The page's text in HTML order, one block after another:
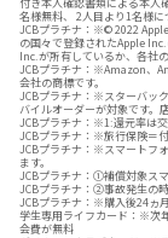
付き本人確認書類による本人
名様無料、 2人目より1名様に
JCBプラチナ：※© 2022
の国々で登録されたApple
Inc.が所有しているか、各社
JCBプラチナ：※Amazon、
会社の商標です。
JCBプラチナ：※スターバッ
バイルオーダーが対象です。
JCBプラチナ：※1:還元率は交
JCBプラチナ：※旅行保険＝
JCBプラチナ：※スマートフ
ます。
JCBプラチナ：①補償対象ス
JCBプラチナ：②事故発生の
JCBプラチナ：※購入後24ヵ
学生専用ライフカード：※次
会費が無料